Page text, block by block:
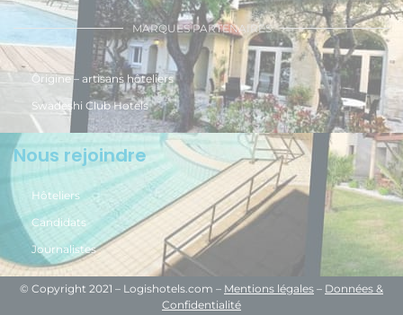
MARQUES PARTENAIRES
Ôrigine – artisans hôteliers
Swadeshi Club Hotels
Nous rejoindre
Hôteliers
Candidats
Journalistes
© Copyright 2021 – Logishotels.com – Mentions légales – Données &
Confidentialité